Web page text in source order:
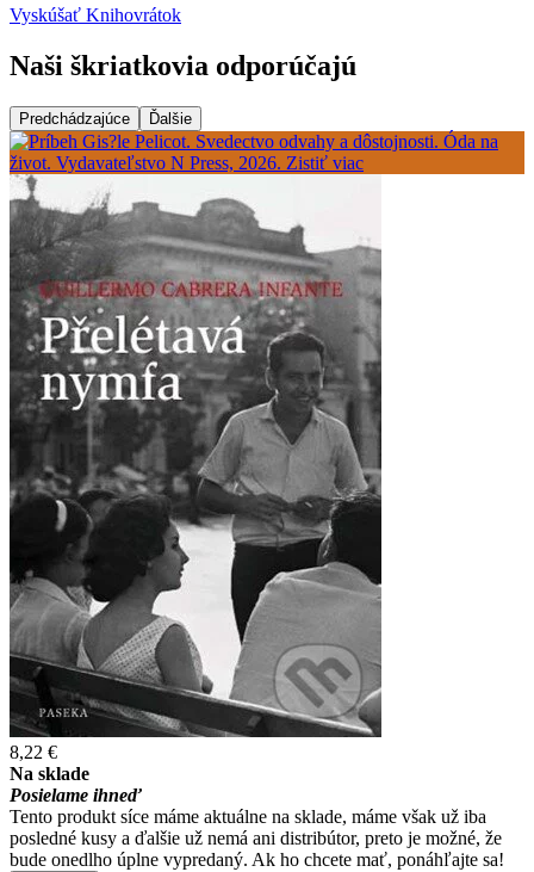
Vyskúšať Knihovrátok
Naši škriatkovia odporúčajú
Predchádzajúce Ďalšie
8,22 €
Na sklade
Posielame ihneď
Tento produkt síce máme aktuálne na sklade, máme však už iba
posledné kusy a ďalšie už nemá ani distribútor, preto je možné, že
bude onedlho úplne vypredaný. Ak ho chcete mať, ponáhľajte sa!